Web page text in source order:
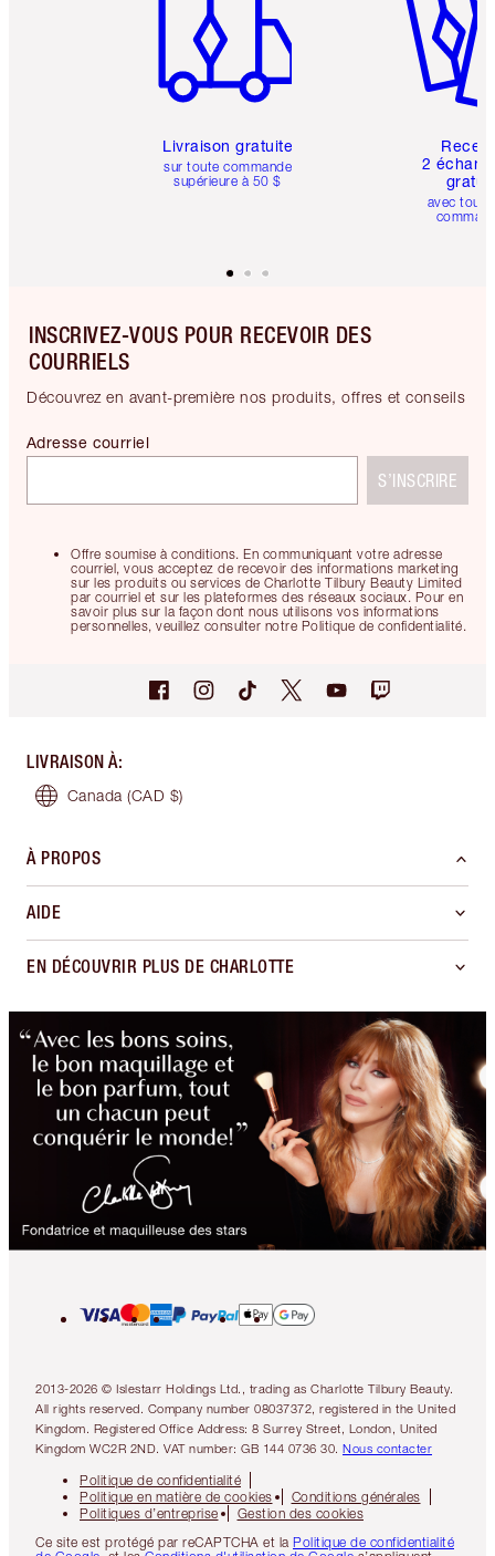
Livraison gratuite
sur toute commande
supérieure à 50 $
2
avec
INSCRIVEZ-VOUS POUR RECEVOIR DES
COURRIELS
Découvrez en avant-première nos produits, offres et conseils
Offre soumise à conditions. En communiquant votre adresse
courriel, vous acceptez de recevoir des informations marketing
sur les produits ou services de Charlotte Tilbury Beauty Limited
par courriel et sur les plateformes des réseaux sociaux. Pour en
savoir plus sur la façon dont nous utilisons vos informations
personnelles, veuillez consulter notre Politique de confidentialité.
Adresse courriel
S’INSCRIRE
LIVRAISON À:
Canada (CAD $)
À PROPOS
AIDE
EN DÉCOUVRIR PLUS DE CHARLOTTE
2013-2026 © Islestarr Holdings Ltd., trading as Charlotte Tilbury Beauty.
All rights reserved. Company number 08037372, registered in the United
Kingdom. Registered Office Address: 8 Surrey Street, London, United
Kingdom WC2R 2ND. VAT number: GB 144 0736 30. Nous contacter
Politique de confidentialité
Politique en matière de cookies
Conditions générales
Politiques d’entreprise
Gestion des cookies
Ce site est protégé par reCAPTCHA et la Politique de confidentialité